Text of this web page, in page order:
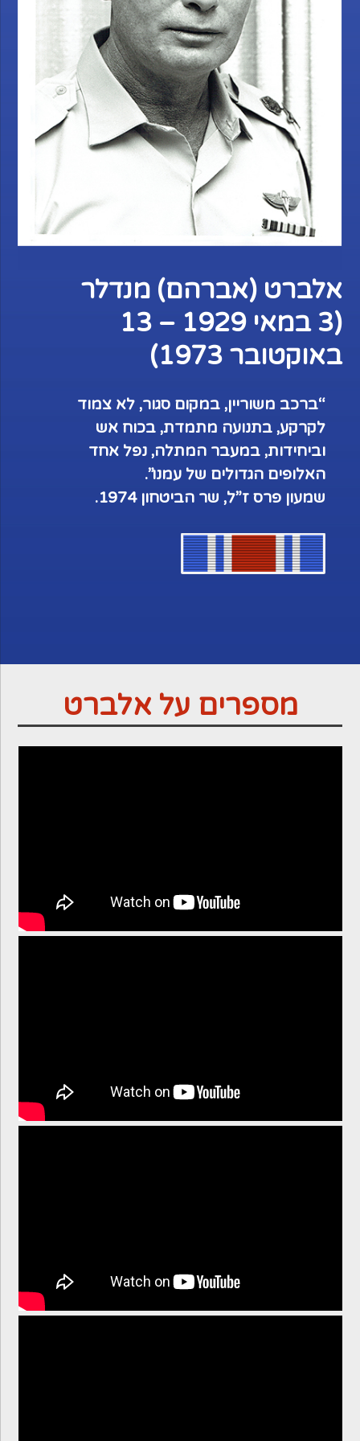
אלברט (אברהם) מנדלר
(3 במאי 1929 – 13
באוקטובר 1973)
“ברכב משוריין, במקום סגור, לא צמוד
לקרקע, בתנועה מתמדת, בכוח אש
וביחידות, במעבר המתלה, נפל אחד
האלופים הגדולים של עמנו”.
שמעון פרס ז”ל, שר הביטחון 1974.
מספרים על אלברט